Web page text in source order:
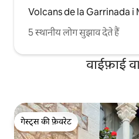
Volcans de la Garrinada i
5 स्थानीय लोग सुझाव देते हैं
वाईफ़ाई
गेस्ट्स की फ़ेवरेट
गेस्ट्स की फ़ेवरेट